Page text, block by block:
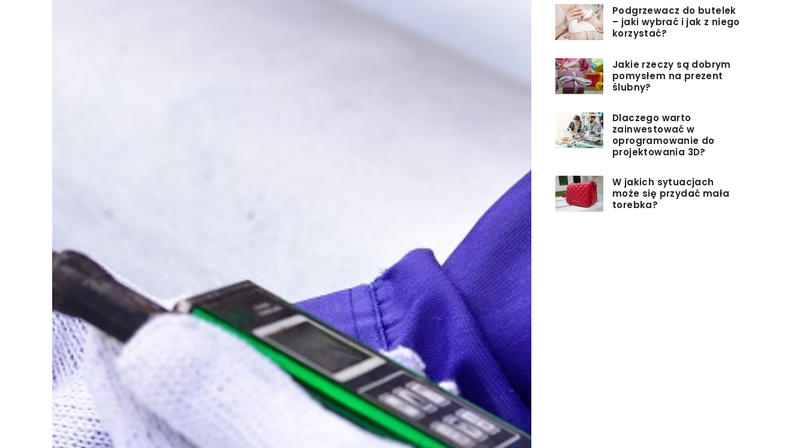
Podgrzewacz do butelek
– jaki wybrać i jak z niego
korzystać?
Jakie rzeczy są dobrym
pomysłem na prezent
ślubny?
Dlaczego warto
zainwestować w
oprogramowanie do
projektowania 3D?
W jakich sytuacjach
może się przydać mała
torebka?